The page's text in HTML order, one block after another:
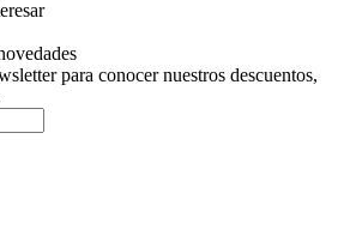
para conocer nuestros descuentos,